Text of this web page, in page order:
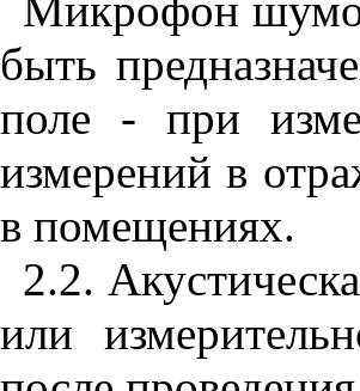
Микрофон
быть
поле - при
измерений в
в помещениях.
2.2.
или